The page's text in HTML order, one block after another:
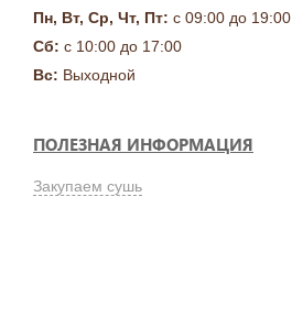
Пн, Вт, Ср, Чт, Пт: с 09:00 до 19:00
Сб: с 10:00 до 17:00
Вс: Выходной
ПОЛЕЗНАЯ ИНФОРМАЦИЯ
Закупаем сушь